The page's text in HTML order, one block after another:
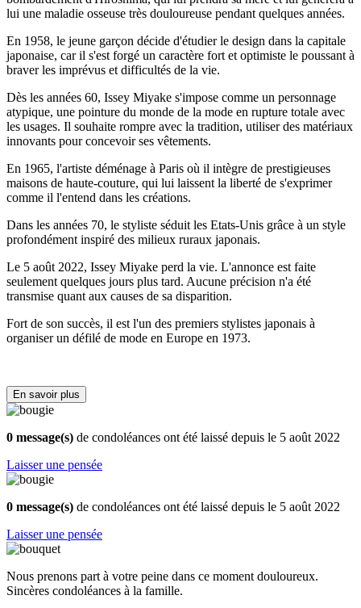
lui une maladie osseuse très douloureuse pendant quelques années.
En 1958, le jeune garçon décide d'étudier le design dans la capitale
japonaise, car il s'est forgé un caractère fort et optimiste le poussant à
braver les imprévus et difficultés de la vie.
Dès les années 60, Issey Miyake s'impose comme un personnage
atypique, une pointure du monde de la mode en rupture totale avec
les usages. Il souhaite rompre avec la tradition, utiliser des matériaux
innovants pour concevoir ses vêtements.
En 1965, l'artiste déménage à Paris où il intègre de prestigieuses
maisons de haute-couture, qui lui laissent la liberté de s'exprimer
comme il l'entend dans les créations.
Dans les années 70, le styliste séduit les Etats-Unis grâce à un style
profondément inspiré des milieux ruraux japonais.
Le 5 août 2022, Issey Miyake perd la vie. L'annonce est faite
seulement quelques jours plus tard. Aucune précision n'a été
transmise quant aux causes de sa disparition.
Fort de son succès, il est l'un des premiers stylistes japonais à
organiser un défilé de mode en Europe en 1973.
En savoir plus
0 message(s) de condoléances ont été laissé depuis le 5 août 2022
Laisser une pensée
0 message(s) de condoléances ont été laissé depuis le 5 août 2022
Laisser une pensée
Nous prenons part à votre peine dans ce moment douloureux.
Sincères condoléances à la famille.